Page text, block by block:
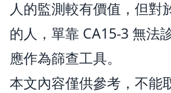
人的監測較有價值，但對
的人，單靠 CA15-3 無法
應作為篩查工具。
本文內容僅供參考，不能